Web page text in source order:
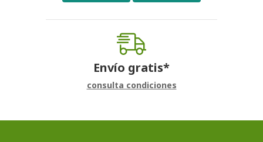
Envío gratis*
consulta condiciones